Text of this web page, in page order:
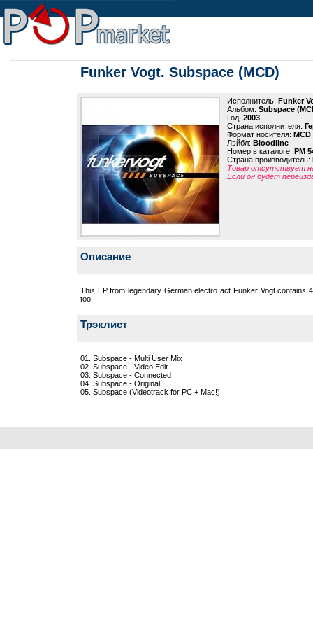
Funker Vogt. Subspace (MCD)
Исполнитель: Funker
Альбом: Subspace
Год: 2003
Страна исполнителя:
Формат носителя: MCD
Лэйбл: Bloodline
Номер в каталоге: PM
Страна производитель:
Товар отсутствует
Если он будет
Описание
This EP from legendary German electro act Funker Vogt contains
too !
Трэклист
01. Subspace - Multi User Mix
02. Subspace - Video Edit
03. Subspace - Connected
04. Subspace - Original
05. Subspace (Videotrack for PC + Mac!)